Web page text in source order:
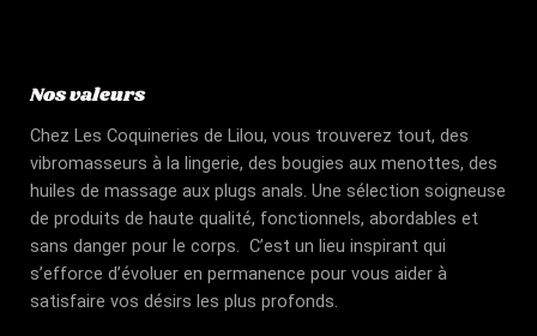
Nos valeurs
Chez Les Coquineries de Lilou, vous trouverez tout, des
vibromasseurs à la lingerie, des bougies aux menottes, des
huiles de massage aux plugs anals. Une sélection soigneuse
de produits de haute qualité, fonctionnels, abordables et
sans danger pour le corps. C’est un lieu inspirant qui
s’efforce d’évoluer en permanence pour vous aider à
satisfaire vos désirs les plus profonds.